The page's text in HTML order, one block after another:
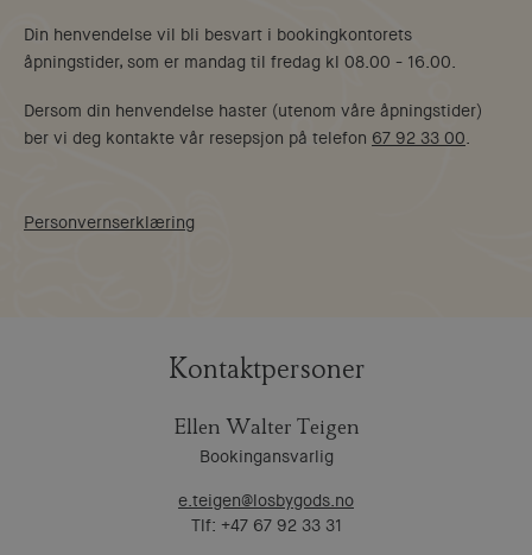
Din henvendelse vil bli besvart i bookingkontorets
åpningstider, som er mandag til fredag kl 08.00 - 16.00.
Dersom din henvendelse haster (utenom våre åpningstider)
ber vi deg kontakte vår resepsjon på telefon 67 92 33 00.
Personvernserklæring
Kontaktpersoner
Ellen Walter Teigen
Bookingansvarlig
e.teigen@losbygods.no
Tlf: +47 67 92 33 31